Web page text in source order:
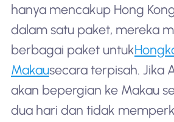
hanya mencakup Hong
dalam satu paket, mereka
berbagai paket untuk
Makausecara terpisah. Jika
akan bepergian ke Makau
dua hari dan tidak